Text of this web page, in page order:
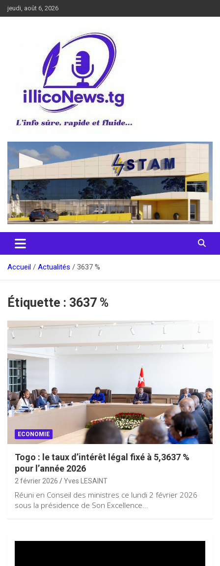
Aller
au
jeudi, août 6, 2026
illiconews
Accueil Actualités 3637 %
Étiquette : 3637 %
ECONOMIE
Togo : le taux d’intérêt légal fixé à 5,3637 %
pour l’année 2026
2 février 2026 Yves LESAINT
Réuni en Conseil des ministres ce lundi 2 février 2026
sous la présidence de Son Excellence…